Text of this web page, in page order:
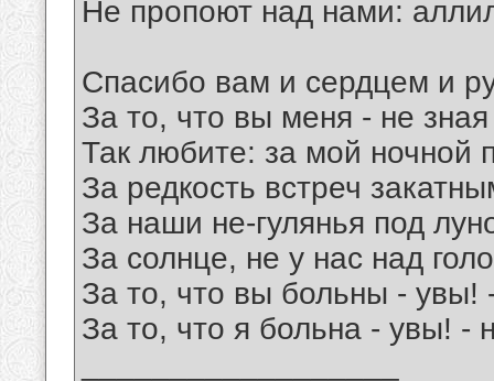
Не пропоют над нами:
Спасибо вам и сердцем и
За то, что вы меня - не
Так любите: за мой ночной
За редкость встреч
За наши не-гулянья под
За солнце, не у нас над
За то, что вы больны - увы!
За то, что я больна - увы! -